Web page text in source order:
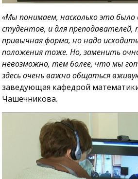
«Мы понимаем, насколько это было
студентов, и для преподавателей,
привычная форма, но надо
положения тоже. Но, заменить
невозможно, тем более, что мы
здесь очень важно общаться
заведующая кафедрой
Чашечникова.